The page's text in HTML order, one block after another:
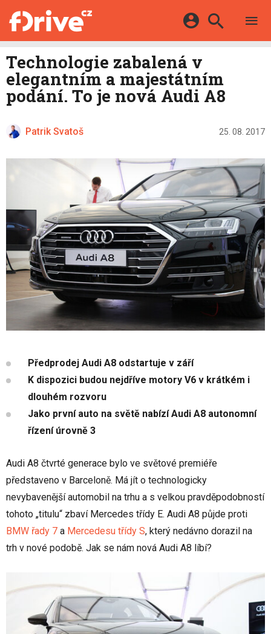
KATALOG
MAPA STANIC
DALŠÍ
HYBRIDY
E-MOTORSPORT
OSTATNÍ
Facebook Google
Technologie zabalená v
elegantním a majestátním
podání. To je nová Audi A8
Patrik Svatoš 25. 08. 2017
Předprodej Audi A8 odstartuje v září
K dispozici budou nejdříve motory V6 v krátkém i
dlouhém rozvoru
Jako první auto na světě nabízí Audi A8 autonomní
řízení úrovně 3
Audi A8 čtvrté generace bylo ve světové premiéře
představeno v Barceloně. Má jít o technologicky
nevybavenější automobil na trhu a s velkou pravděpodobností
tohoto „titulu“ zbaví Mercedes třídy E. Audi A8 půjde proti
BMW řady 7 a Mercedesu třídy S, který nedávno dorazil na
trh v nové podobě. Jak se nám nová Audi A8 líbí?